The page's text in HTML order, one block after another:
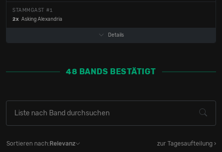
STAMMGAST #1
2x Asking Alexandria
Details
48 BANDS BESTÄTIGT
Sortieren nach: Relevanz zur Tagesaufteilung ›